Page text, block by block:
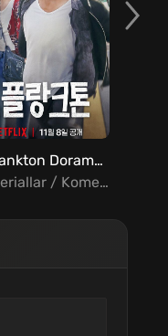
Janob Plankton Dorama Barcha qismlar Uzbek Tilida
Tarjima Seriallar / Komediya / Melodrama / Xorij Seriallar Uzbek Tilida